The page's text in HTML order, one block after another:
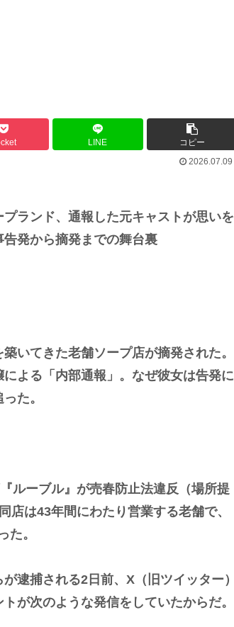
LINE
コピー
2026.07.09
ランド、通報した元キャストが思いを
発から摘発までの舞台裏
いてきた老舗ソープ店が摘発された。
よる「内部通報」。なぜ彼女は告発に
た。
ルーブル』が売春防止法違反（場所提
は43年間にわたり営業する老舗で、
た。
逮捕される2日前、X（旧ツイッター）
が次のような発信をしていたからだ。